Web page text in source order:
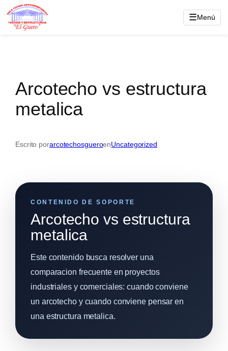
Saltar
☰Menú
Arcotecho vs estructura
metalica
Escrito porarcotechosgueroenUncategorized
CONTENIDO DE SOPORTE
Arcotecho vs estructura
metalica
Este contenido busca resolver una
comparacion frecuente en proyectos
industriales y comerciales: cuando conviene
un arcotecho y cuando conviene pensar en
una estructura metalica.